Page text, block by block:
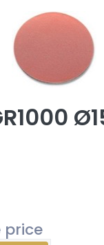
price